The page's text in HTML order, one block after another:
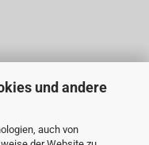
und andere
auch von